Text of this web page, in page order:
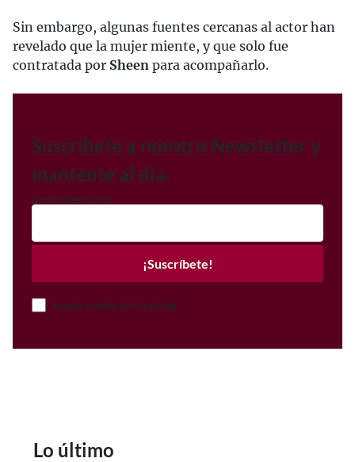
Sin embargo, algunas fuentes cercanas al actor han
revelado que la mujer miente, y que solo fue
contratada por Sheen para acompañarlo.
Suscríbete a nuestro Newsletter y
mantente al día.
Correo electrónico
¡Suscríbete!
Acepto el Aviso de Privacidad
Lo último